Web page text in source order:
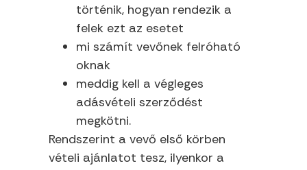
történik, hogyan rendezik a
felek ezt az esetet
mi számít vevőnek felróható
oknak
meddig kell a végleges
adásvételi szerződést
megkötni.
Rendszerint a vevő első körben
vételi ajánlatot tesz, ilyenkor a